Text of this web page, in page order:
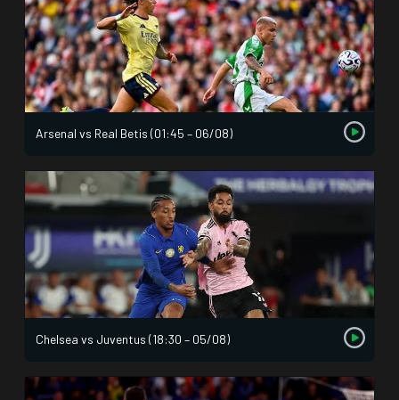
Arsenal vs Real Betis (01:45 – 06/08)
Chelsea vs Juventus (18:30 – 05/08)